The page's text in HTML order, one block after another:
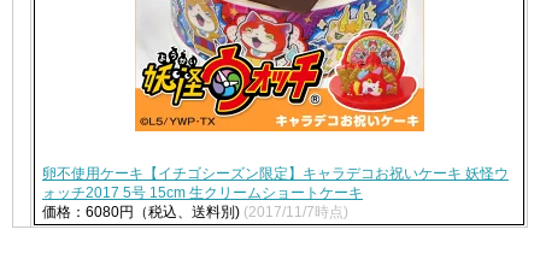
卵不使用ケーキ【イチゴシーズン限定】キャラデコお祝いケーキ 妖怪ウ
ォッチ2017 5号 15cm 生クリームショートケーキ
価格：6080円（税込、送料別) (2017/11/7時点)